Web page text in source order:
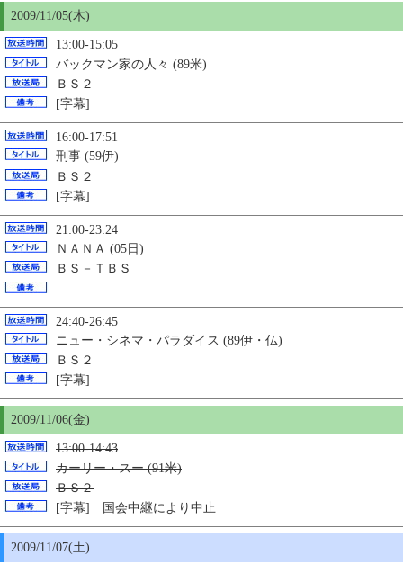
2009/11/05(木)
13:00-15:05
バックマン家の人々 (89米)
ＢＳ２
[字幕]
16:00-17:51
刑事 (59伊)
ＢＳ２
[字幕]
21:00-23:24
ＮＡＮＡ (05日)
ＢＳ－ＴＢＳ
24:40-26:45
ニュー・シネマ・パラダイス (89伊・仏)
ＢＳ２
[字幕]
2009/11/06(金)
13:00-14:43
カーリー・スー (91米)
ＢＳ２
[字幕] 国会中継により中止
2009/11/07(土)